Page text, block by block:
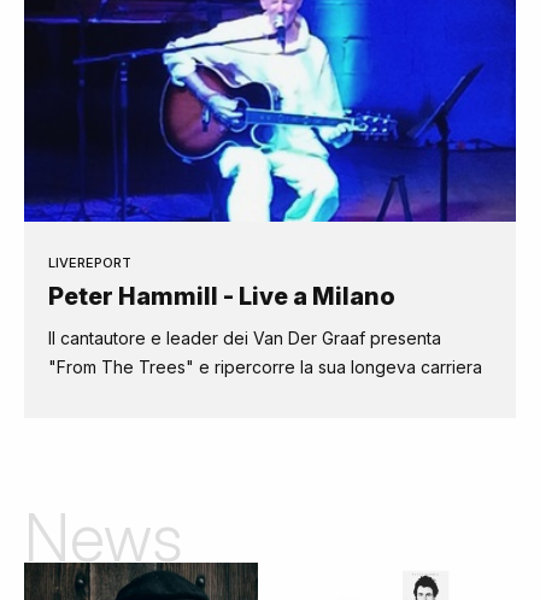
LIVEREPORT
Peter Hammill - Live a Milano
Il cantautore e leader dei Van Der Graaf presenta
"From The Trees" e ripercorre la sua longeva carriera
News